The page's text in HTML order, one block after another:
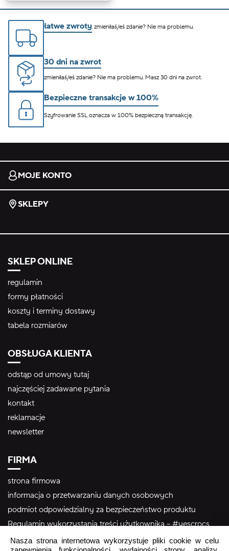
łatwe zwroty zmieniłaś/eś zdanie? Nie ma problemu.
30 dni na zwrot
zmieniłaś/eś zdanie? Nie ma problemu. Masz 30 dni na zwrot.
Bezpieczne transakcje w 100%
Szyfrowanie SSL oznacza w 100% bezpieczną transakcję.
MOJE KONTO
SKLEPY
SKLEP ONLINE
regulamin
formy płatności
koszty i terminy dostawy
tabela rozmiarów
OBSŁUGA KLIENTA
odstąp od umowy tutaj
najczęściej zadawane pytania
kontakt
reklamacje
newsletter
FIRMA
strona firmowa
informacja o przetwarzaniu danych osobowych
podmiot odpowiedzialny za bezpieczeństwo produktu
Regulamin wykorzystania treści użytkownika – #yescrocs
Nasza strona internetowa wykorzystuje pliki cookie w celu